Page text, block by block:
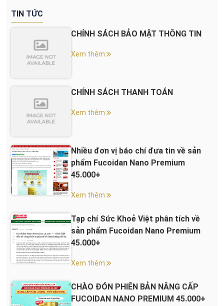
TIN TỨC
CHÍNH SÁCH BẢO MẬT THÔNG TIN
Xem thêm
CHÍNH SÁCH THANH TOÁN
Xem thêm
Nhiều đơn vị báo chí đưa tin về sản
phẩm Fucoidan Nano Premium
45.000+
Xem thêm
Tạp chí Sức Khoẻ Việt phân tích về
sản phẩm Fucoidan Nano Premium
45.000+
Xem thêm
CHÀO ĐÓN PHIÊN BẢN NÂNG CẤP
FUCOIDAN NANO PREMIUM 45.000+